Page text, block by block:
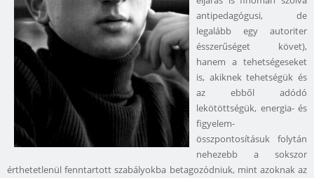
antipedagógusi, de
legalább egy autoriter
ésszerűséget követ),
hanem a tehetségeseket
is, akiknek tehetségük és
az ebből adódó
lekötöttségük, energia- és
figyelem-
összpontosításuk folytán
nehezebb a sokszor
érthetetlenül fenntartott szabályokba betagozódniuk, mint azoknak az